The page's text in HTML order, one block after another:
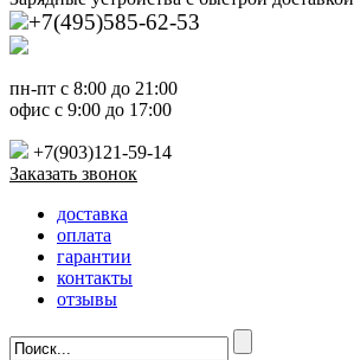
+7(495)585-62-53
пн-пт с 8:00 до 21:00
офис с 9:00 до 17:00
+7(903)121-59-14
Заказать звонок
доставка
оплата
гарантии
контакты
отзывы